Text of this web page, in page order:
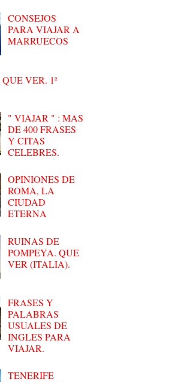
CONSEJOS
PARA VIAJAR A
MARRUECOS
VER. 1ª
" VIAJAR " : MAS
DE 400 FRASES
Y CITAS
CELEBRES.
OPINIONES DE
ROMA, LA
CIUDAD
ETERNA
RUINAS DE
POMPEYA. QUE
VER (ITALIA).
FRASES Y
PALABRAS
USUALES DE
INGLES PARA
VIAJAR.
TENERIFE